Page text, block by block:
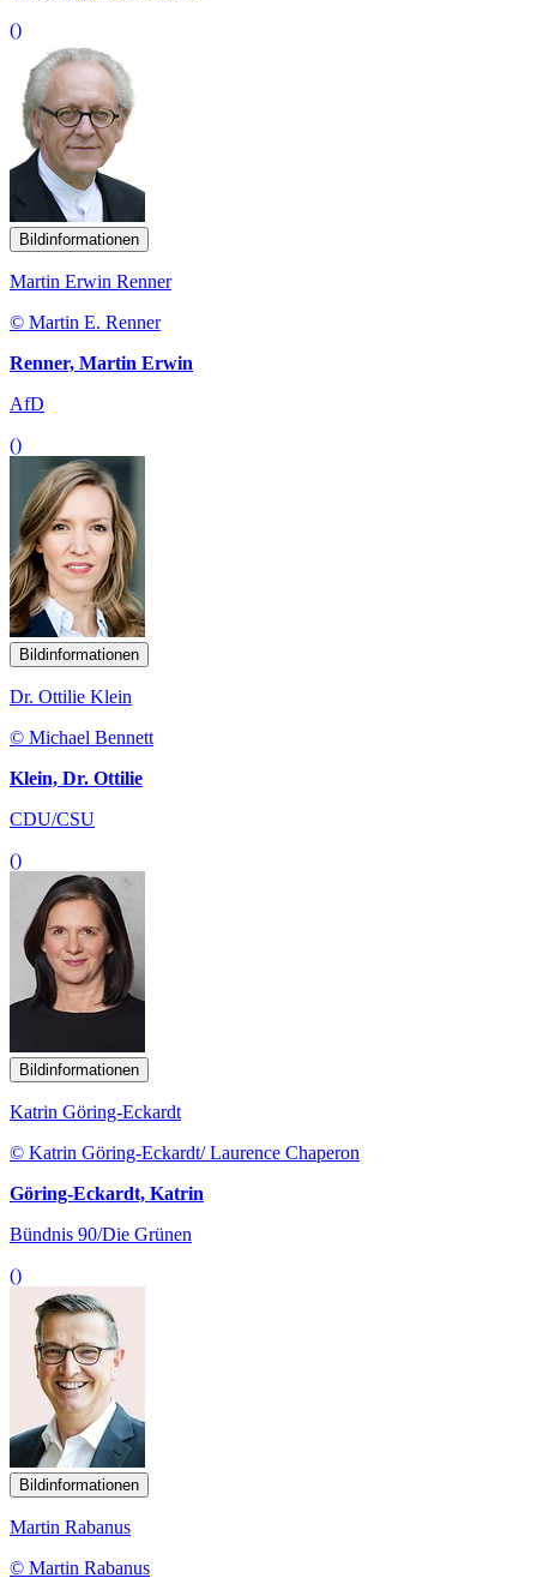
()
Bildinformationen
Martin Erwin Renner
© Martin E. Renner
Renner, Martin Erwin
AfD
()
Bildinformationen
Dr. Ottilie Klein
© Michael Bennett
Klein, Dr. Ottilie
CDU/CSU
()
Bildinformationen
Katrin Göring-Eckardt
© Katrin Göring-Eckardt/ Laurence Chaperon
Göring-Eckardt, Katrin
Bündnis 90/Die Grünen
()
Bildinformationen
Martin Rabanus
© Martin Rabanus